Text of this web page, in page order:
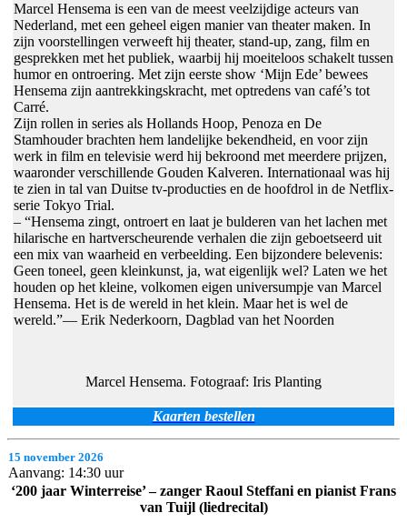
Marcel Hensema is een van de meest veelzijdige acteurs van
Nederland, met een geheel eigen manier van theater maken. In
zijn voorstellingen verweeft hij theater, stand-up, zang, film en
gesprekken met het publiek, waarbij hij moeiteloos schakelt tussen
humor en ontroering. Met zijn eerste show ‘Mijn Ede’ bewees
Hensema zijn aantrekkingskracht, met optredens van café’s tot
Carré.
Zijn rollen in series als Hollands Hoop, Penoza en De
Stamhouder brachten hem landelijke bekendheid, en voor zijn
werk in film en televisie werd hij bekroond met meerdere prijzen,
waaronder verschillende Gouden Kalveren. Internationaal was hij
te zien in tal van Duitse tv-producties en de hoofdrol in de Netflix-
serie Tokyo Trial.
– “Hensema zingt, ontroert en laat je bulderen van het lachen met
hilarische en hartverscheurende verhalen die zijn geboetseerd uit
een mix van waarheid en verbeelding. Een bijzondere belevenis:
Geen toneel, geen kleinkunst, ja, wat eigenlijk wel? Laten we het
houden op het kleine, volkomen eigen universumpje van Marcel
Hensema. Het is de wereld in het klein. Maar het is wel de
wereld.”— Erik Nederkoorn, Dagblad van het Noorden
Marcel Hensema. Fotograaf: Iris Planting
Kaarten bestellen
15 november 2026
Aanvang: 14:30 uur
‘200 jaar Winterreise’ – zanger Raoul Steffani en pianist Frans
van Tuijl (liedrecital)